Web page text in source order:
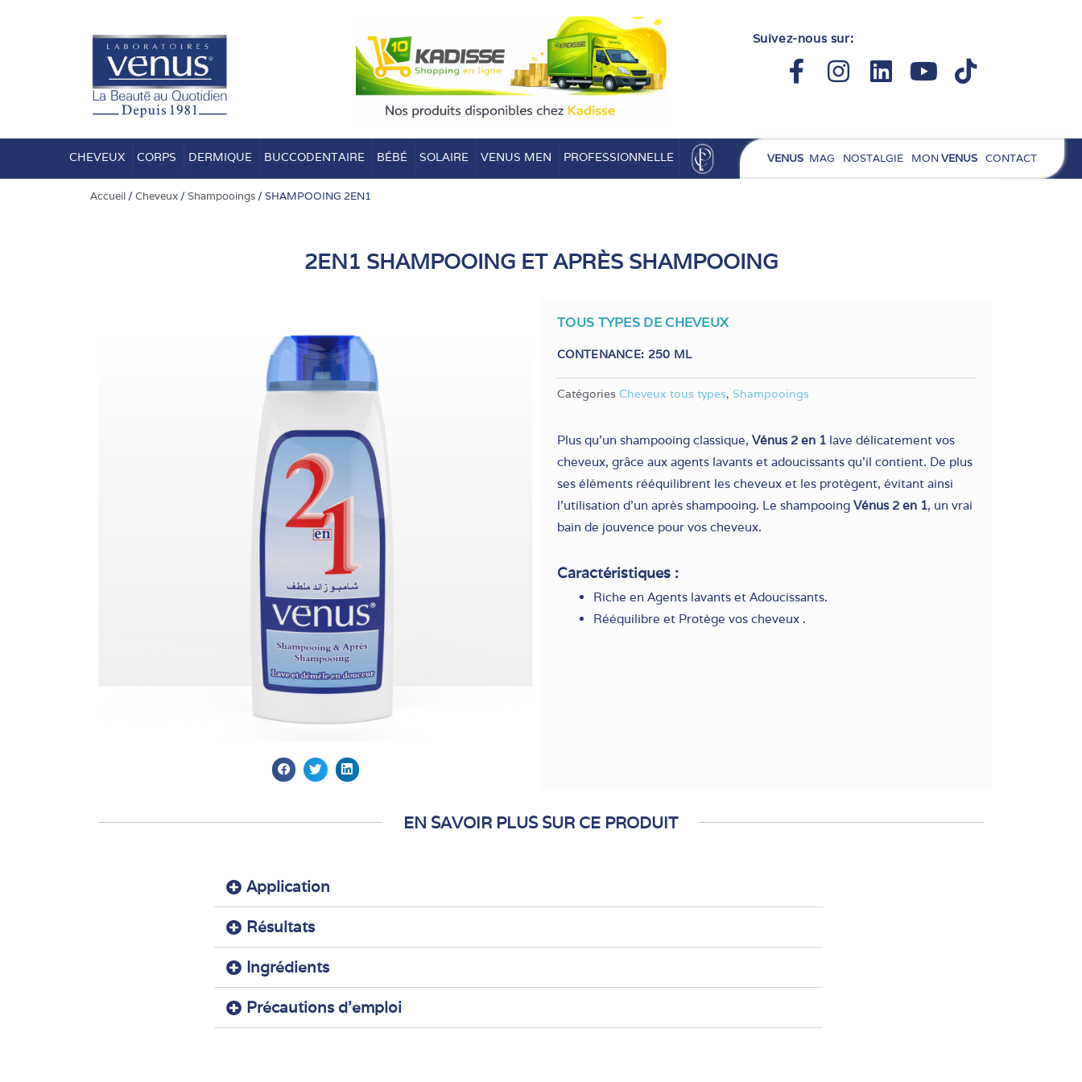
Suivez-nous sur:
Facebook-
f
Instagram
Linkedin
Youtube
Tiktok
CHEVEUX CORPS DERMIQUE BUCCODENTAIRE BÉBÉ SOLAIRE VENUS MEN PROFESSIONNELLE VENUS MAG NOSTALGIE MONVENUS CONTACT
Accueil /Cheveux /Shampooings / SHAMPOOING 2EN1
2EN1 SHAMPOOING ET APRÈS SHAMPOOING
TOUS TYPES DE CHEVEUX
CONTENANCE: 250 ML
Catégories Cheveux tous types, Shampooings
Plus qu’un shampooing classique, Vénus 2 en 1 lave délicatement vos
cheveux, grâce aux agents lavants et adoucissants qu’il contient. De plus
ses éléments rééquilibrent les cheveux et les protègent, évitant ainsi
l’utilisation d’un après shampooing. Le shampooing Vénus 2 en 1, un vrai
bain de jouvence pour vos cheveux.
Caractéristiques :
Riche en Agents lavants et Adoucissants.
Rééquilibre et Protège vos cheveux .
EN SAVOIR PLUS SUR CE PRODUIT
Application
Résultats
Ingrédients
Précautions d'emploi